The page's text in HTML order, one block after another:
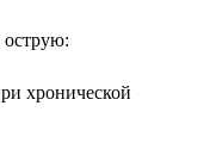
хронической